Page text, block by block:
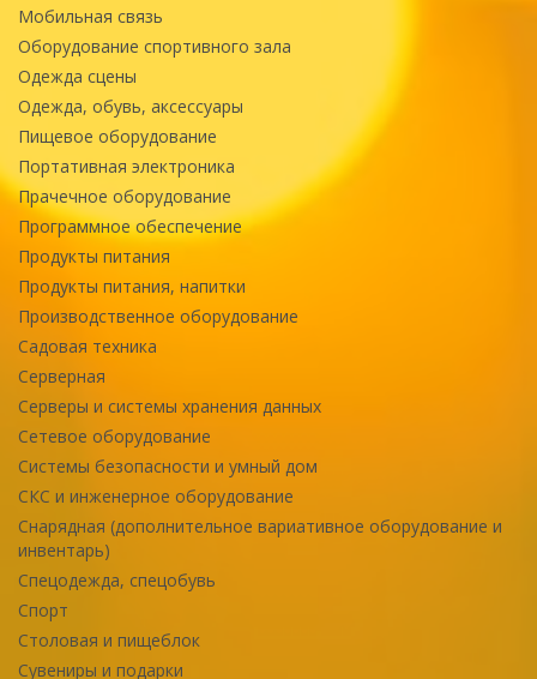
Мобильная связь
Оборудование спортивного зала
Одежда сцены
Одежда, обувь, аксессуары
Пищевое оборудование
Портативная электроника
Прачечное оборудование
Программное обеспечение
Продукты питания
Продукты питания, напитки
Производственное оборудование
Садовая техника
Серверная
Серверы и системы хранения данных
Сетевое оборудование
Системы безопасности и умный дом
СКС и инженерное оборудование
Снарядная (дополнительное вариативное оборудование и
инвентарь)
Спецодежда, спецобувь
Спорт
Столовая и пищеблок
Сувениры и подарки